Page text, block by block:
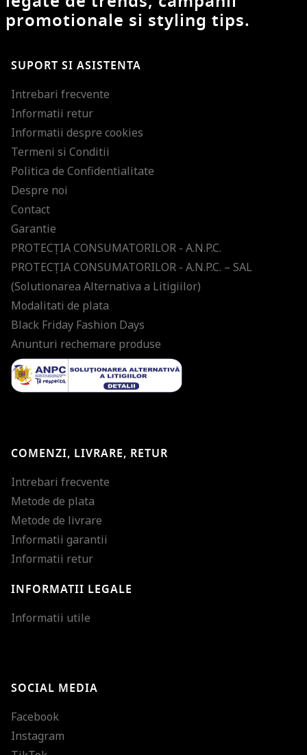
promotionale si styling tips.
SUPORT SI ASISTENTA
Intrebari frecvente
Informatii retur
Informatii despre cookies
Termeni si Conditii
Politica de Confidentialitate
Despre noi
Contact
Garantie
PROTECŢIA CONSUMATORILOR - A.N.P.C.
PROTECŢIA CONSUMATORILOR - A.N.P.C. – SAL
(Solutionarea Alternativa a Litigiilor)
Modalitati de plata
Black Friday Fashion Days
Anunturi rechemare produse
COMENZI, LIVRARE, RETUR
Intrebari frecvente
Metode de plata
Metode de livrare
Informatii garantii
Informatii retur
INFORMATII LEGALE
Informatii utile
SOCIAL MEDIA
Facebook
Instagram